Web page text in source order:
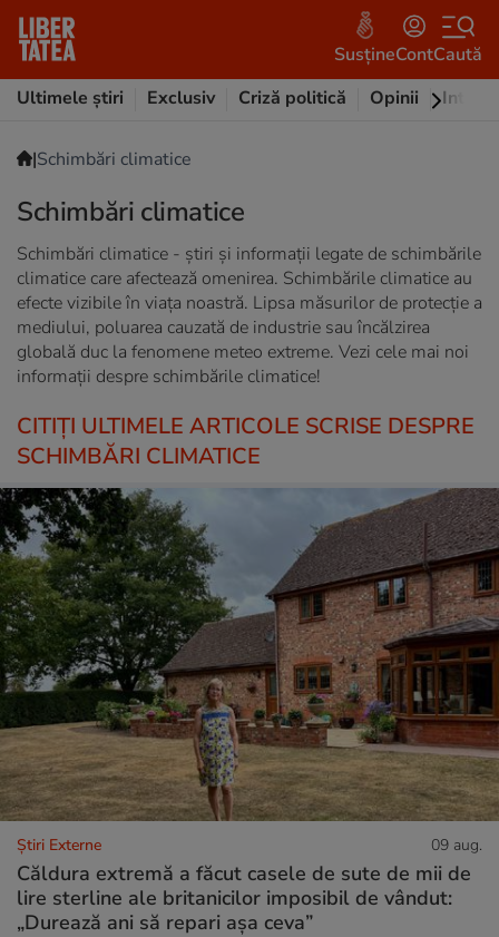
SusțineContCaută
Ultimele știri
Exclusiv Criză politică Opinii
|Schimbări climatice
Schimbări climatice
Schimbări climatice - știri și informații legate de schimbările
climatice care afectează omenirea. Schimbările climatice au
efecte vizibile în viața noastră. Lipsa măsurilor de protecție a
mediului, poluarea cauzată de industrie sau încălzirea
globală duc la fenomene meteo extreme. Vezi cele mai noi
informații despre schimbările climatice!
CITIȚI ULTIMELE ARTICOLE SCRISE DESPRE
SCHIMBĂRI CLIMATICE
Știri Externe 09 aug.
Căldura extremă a făcut casele de sute de mii de
lire sterline ale britanicilor imposibil de vândut:
„Durează ani să repari așa ceva”